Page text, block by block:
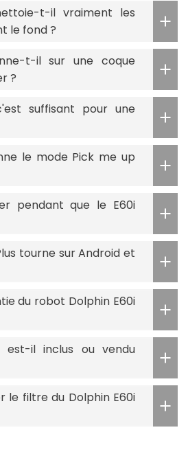
t-il vraiment les
le fond ?
t-il sur une coque
?
suffisant pour une
le mode Pick me up
pendant que le E60i
tourne sur Android et
du robot Dolphin E60i
est-il inclus ou vendu
le filtre du Dolphin E60i